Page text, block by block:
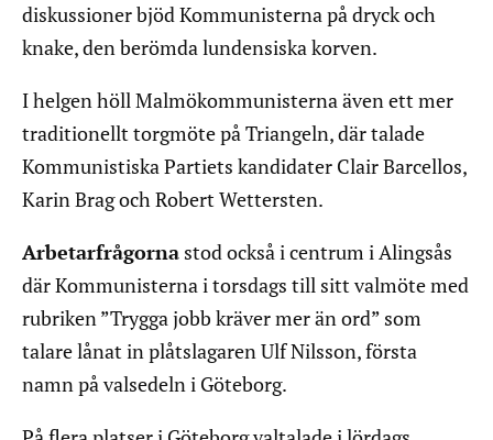
diskussioner bjöd Kommunisterna på dryck och
knake, den berömda lundensiska korven.
I helgen höll Malmökommunisterna även ett mer
traditionellt torgmöte på Triangeln, där talade
Kommunistiska Partiets kandidater Clair Barcellos,
Karin Brag och Robert Wettersten.
Arbetarfrågorna stod också i centrum i Alingsås
där Kommunisterna i torsdags till sitt valmöte med
rubriken ”Trygga jobb kräver mer än ord” som
talare lånat in plåtslagaren Ulf Nilsson, första
namn på valsedeln i Göteborg.